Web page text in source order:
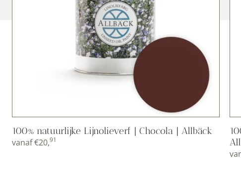
100% natuurlijke Lijnolieverf | Chocola | Allbäck
vanaf€20,91